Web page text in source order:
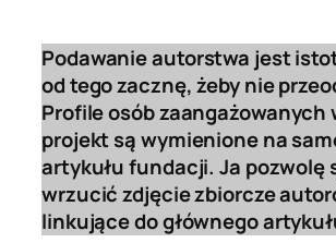
Podawanie autorstwa jest
od tego zacznę, żeby nie
Profile osób zaangażowanych
projekt są wymienione na
artykułu fundacji. Ja pozwolę
wrzucić zdjęcie zbiorcze
linkujące do głównego